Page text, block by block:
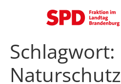
Schlagwort:
Naturschutz